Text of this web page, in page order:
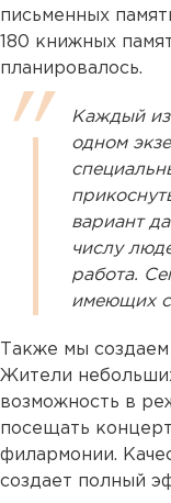
письменных
180 книжных
планировалось.
Каждый из
одном
вариант
числу
работа.
имеющих
Также мы
Жители
возможность в
посещать
филармонии.
создает полный